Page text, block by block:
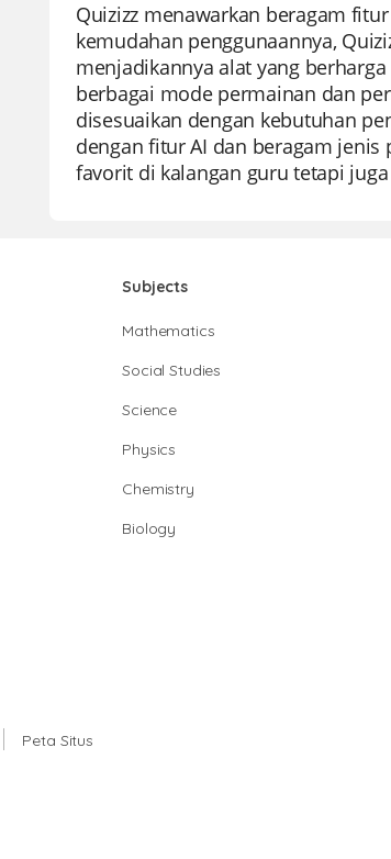
Quizizz menawarkan beragam
kemudahan penggunaannya,
menjadikannya alat yang
berbagai mode permainan dan
disesuaikan dengan kebutuhan
dengan fitur AI dan beragam
favorit di kalangan guru tetapi
Subjects
Mathematics
Social Studies
Science
Physics
Chemistry
Biology
Peta Situs